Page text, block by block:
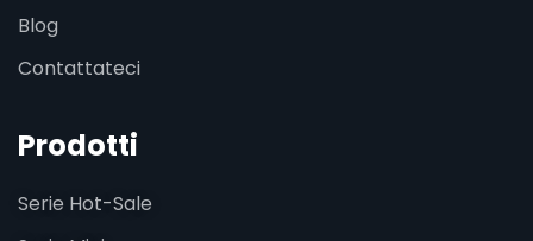
Blog
Contattateci
Prodotti
Serie Hot-Sale